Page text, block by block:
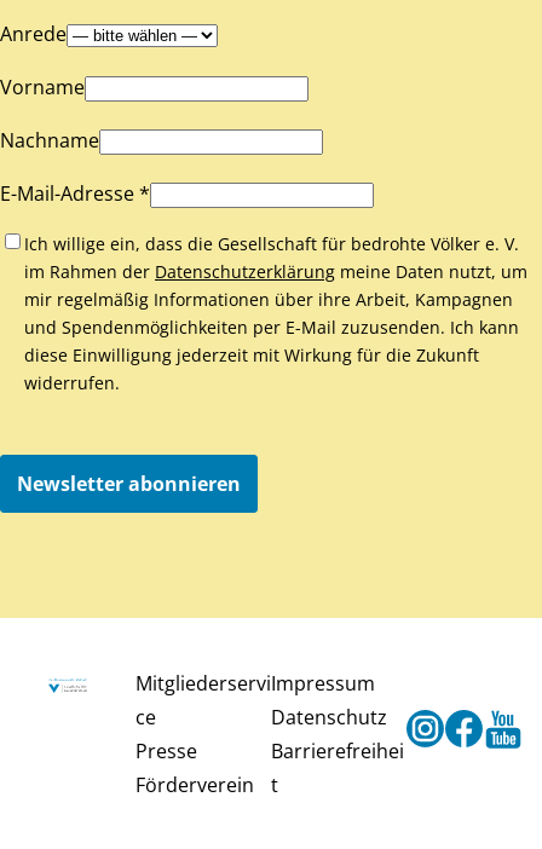
Anrede
Vorname
Nachname
E-Mail-Adresse *
Ich willige ein, dass die Gesellschaft für bedrohte Völker e. V.
im Rahmen der Datenschutzerklärung meine Daten nutzt, um
mir regelmäßig Informationen über ihre Arbeit, Kampagnen
und Spendenmöglichkeiten per E-Mail zuzusenden. Ich kann
diese Einwilligung jederzeit mit Wirkung für die Zukunft
widerrufen.
Newsletter abonnieren
Mitgliederservi
ce
Presse
Förderverein
Impressum
Datenschutz
Barrierefreihei
t
Instagram